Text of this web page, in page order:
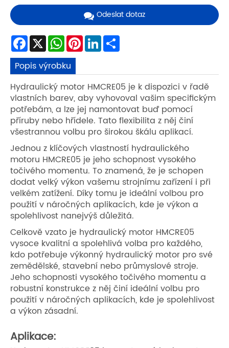
Odeslat dotaz
Facebook
X WhatsApp
Pinterest
LinkedIn
Popis výrobku
Hydraulický motor HMCRE05 je k dispozici v řadě
vlastních barev, aby vyhovoval vašim specifickým
potřebám, a lze jej namontovat buď pomocí
příruby nebo hřídele. Tato flexibilita z něj činí
všestrannou volbu pro širokou škálu aplikací.
Jednou z klíčových vlastností hydraulického
motoru HMCRE05 je jeho schopnost vysokého
točivého momentu. To znamená, že je schopen
dodat velký výkon vašemu strojnímu zařízení i při
velkém zatížení. Díky tomu je ideální volbou pro
použití v náročných aplikacích, kde je výkon a
spolehlivost nanejvýš důležitá.
Celkově vzato je hydraulický motor HMCRE05
vysoce kvalitní a spolehlivá volba pro každého,
kdo potřebuje výkonný hydraulický motor pro své
zemědělské, stavební nebo průmyslové stroje.
Jeho schopnosti vysokého točivého momentu a
robustní konstrukce z něj činí ideální volbu pro
použití v náročných aplikacích, kde je spolehlivost
a výkon zásadní.
Aplikace: